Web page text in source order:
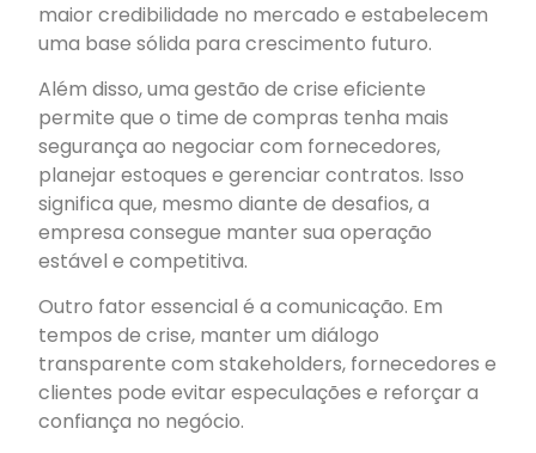
maior credibilidade no mercado e estabelecem
uma base sólida para crescimento futuro.
Além disso, uma gestão de crise eficiente
permite que o time de compras tenha mais
segurança ao negociar com fornecedores,
planejar estoques e gerenciar contratos. Isso
significa que, mesmo diante de desafios, a
empresa consegue manter sua operação
estável e competitiva.
Outro fator essencial é a comunicação. Em
tempos de crise, manter um diálogo
transparente com stakeholders, fornecedores e
clientes pode evitar especulações e reforçar a
confiança no negócio.